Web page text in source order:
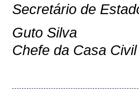
Secretário de
Guto Silva
Chefe da Casa Civil